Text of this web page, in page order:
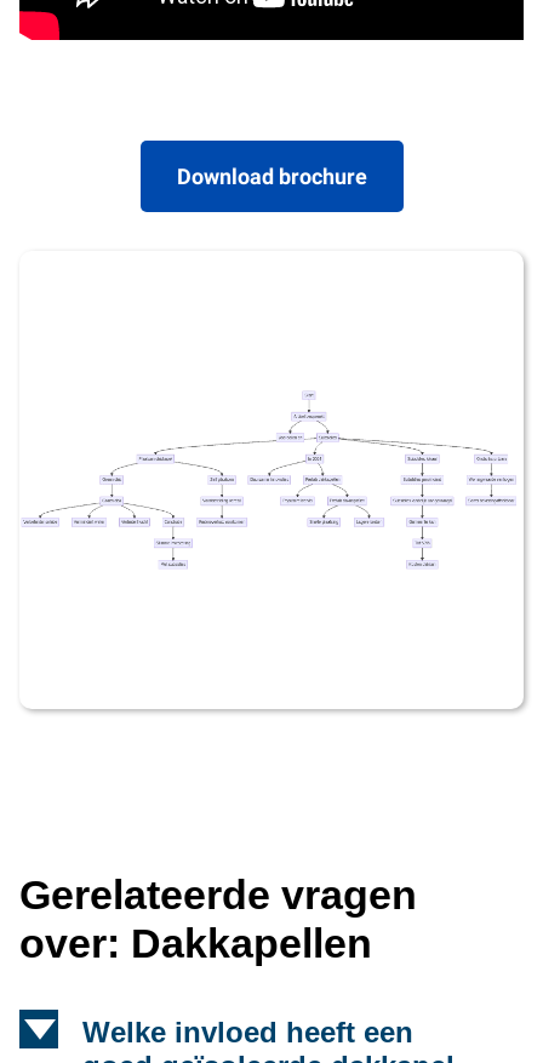
Download brochure
Gerelateerde vragen
over: Dakkapellen
d
Welke invloed heeft een